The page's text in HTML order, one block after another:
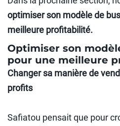
optimiser son modèle de
meilleure profitabilité.
Optimiser son
pour une meilleure
Changer sa manière de
profits
Safiatou pensait que pour